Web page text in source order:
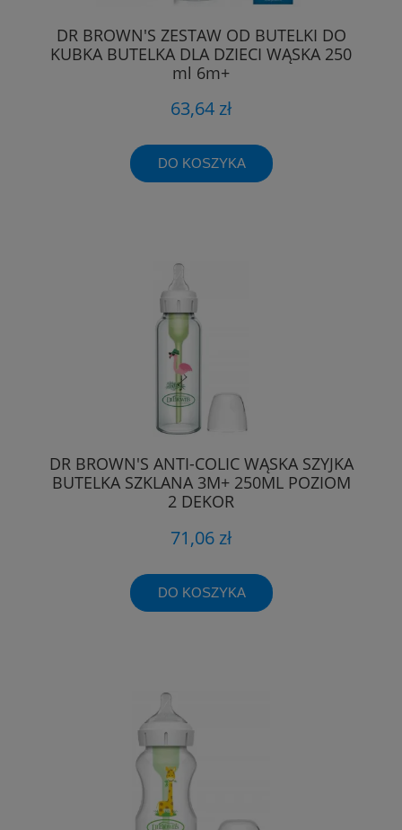
DR BROWN'S ZESTAW OD BUTELKI DO
KUBKA BUTELKA DLA DZIECI WĄSKA 250
ml 6m+
63,64 zł
DO KOSZYKA
DR BROWN'S ANTI-COLIC WĄSKA SZYJKA
BUTELKA SZKLANA 3M+ 250ML POZIOM
2 DEKOR
71,06 zł
DO KOSZYKA